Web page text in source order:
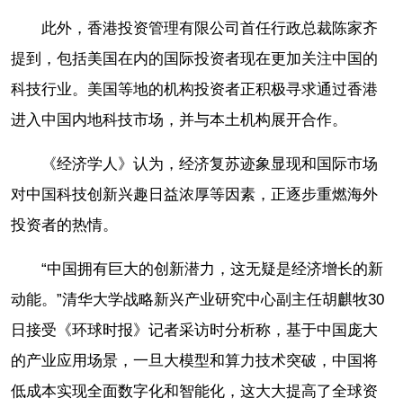
此外，香港投资管理有限公司首任行政总裁陈家齐
提到，包括美国在内的国际投资者现在更加关注中国的
科技行业。美国等地的机构投资者正积极寻求通过香港
进入中国内地科技市场，并与本土机构展开合作。
《经济学人》认为，经济复苏迹象显现和国际市场
对中国科技创新兴趣日益浓厚等因素，正逐步重燃海外
投资者的热情。
“中国拥有巨大的创新潜力，这无疑是经济增长的新
动能。”清华大学战略新兴产业研究中心副主任胡麒牧30
日接受《环球时报》记者采访时分析称，基于中国庞大
的产业应用场景，一旦大模型和算力技术突破，中国将
低成本实现全面数字化和智能化，这大大提高了全球资